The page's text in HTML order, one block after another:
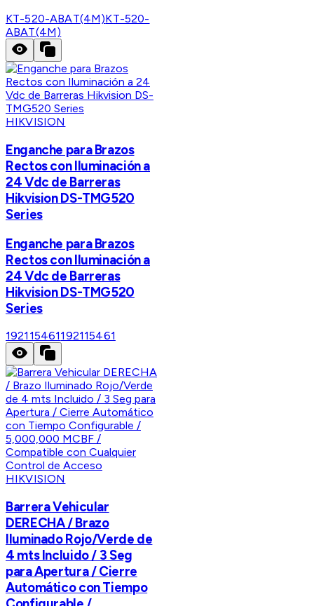
KT-520-ABAT(4M)KT-520-
ABAT(4M)
HIKVISION
Enganche para Brazos
Rectos con Iluminación a
24 Vdc de Barreras
Hikvision DS-TMG520
Series
Enganche para Brazos
Rectos con Iluminación a
24 Vdc de Barreras
Hikvision DS-TMG520
Series
192115461192115461
HIKVISION
Barrera Vehicular
DERECHA / Brazo
Iluminado Rojo/Verde de
4 mts Incluido / 3 Seg
para Apertura / Cierre
Automático con Tiempo